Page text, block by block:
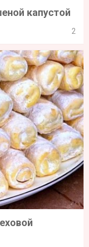
капустой
2